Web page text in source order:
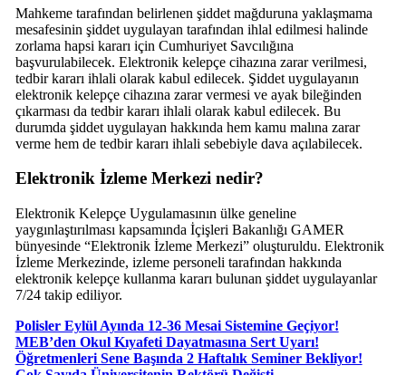
Mahkeme tarafından belirlenen şiddet mağduruna yaklaşmama
mesafesinin şiddet uygulayan tarafından ihlal edilmesi halinde
zorlama hapsi kararı için Cumhuriyet Savcılığına
başvurulabilecek. Elektronik kelepçe cihazına zarar verilmesi,
tedbir kararı ihlali olarak kabul edilecek. Şiddet uygulayanın
elektronik kelepçe cihazına zarar vermesi ve ayak bileğinden
çıkarması da tedbir kararı ihlali olarak kabul edilecek. Bu
durumda şiddet uygulayan hakkında hem kamu malına zarar
verme hem de tedbir kararı ihlali sebebiyle dava açılabilecek.
Elektronik İzleme Merkezi nedir?
Elektronik Kelepçe Uygulamasının ülke geneline
yaygınlaştırılması kapsamında İçişleri Bakanlığı GAMER
bünyesinde “Elektronik İzleme Merkezi” oluşturuldu. Elektronik
İzleme Merkezinde, izleme personeli tarafından hakkında
elektronik kelepçe kullanma kararı bulunan şiddet uygulayanlar
7/24 takip ediliyor.
Polisler Eylül Ayında 12-36 Mesai Sistemine Geçiyor!
MEB’den Okul Kıyafeti Dayatmasına Sert Uyarı!
Öğretmenleri Sene Başında 2 Haftalık Seminer Bekliyor!